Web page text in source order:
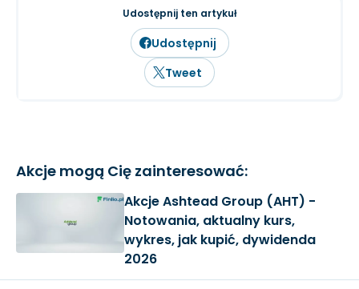
Udostępnij ten artykuł
Udostępnij
Tweet
Akcje mogą Cię zainteresować:
Akcje Ashtead Group (AHT) -
Notowania, aktualny kurs,
wykres, jak kupić, dywidenda
2026